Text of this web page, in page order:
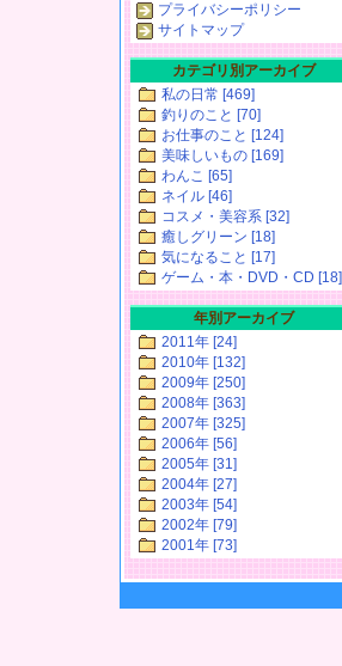
プライバシーポリシー
サイトマップ
カテゴリ別アーカイブ
私の日常 [469]
釣りのこと [70]
お仕事のこと [124]
美味しいもの [169]
わんこ [65]
ネイル [46]
コスメ・美容系 [32]
癒しグリーン [18]
気になること [17]
ゲーム・本・DVD・CD [18]
年別アーカイブ
2011年 [24]
2010年 [132]
2009年 [250]
2008年 [363]
2007年 [325]
2006年 [56]
2005年 [31]
2004年 [27]
2003年 [54]
2002年 [79]
2001年 [73]